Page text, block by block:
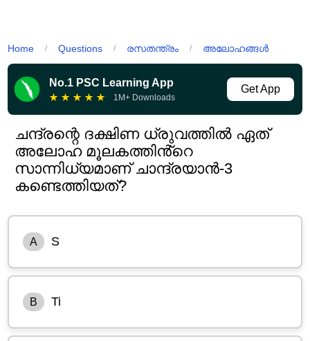
Home / Questions / രസതന്ത്രം / അലോഹങ്ങൾ
No.1 PSC Learning App
★ ★ ★ ★ ★ 1M+ Downloads
Get App
ചന്ദ്രന്റെ ദക്ഷിണ ധ്രുവത്തിൽ ഏത്
അലോഹ മൂലകത്തിൻ്റെ
സാന്നിധ്യമാണ് ചാന്ദ്രയാൻ-3
കണ്ടെത്തിയത്?
A S
B Ti